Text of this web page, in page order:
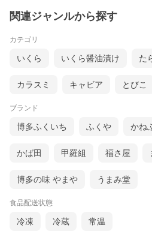
関連ジャンルから探す
カテゴリ
いくら いくら醤油漬け た
カラスミ キャビア とびこ
ブランド
博多ふくいち ふくや かね
かば田 甲羅組 福さ屋
博多の味 やまや うまみ堂
食品配送状態
冷凍 冷蔵 常温